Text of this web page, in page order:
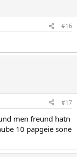
#16
#17
men freund hatn
10 papgeie sone